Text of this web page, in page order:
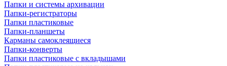
Папки и системы архивации
Папки-регистраторы
Папки пластиковые
Папки-планшеты
Карманы самоклеящиеся
Папки-конверты
Папки пластиковые с вкладышами